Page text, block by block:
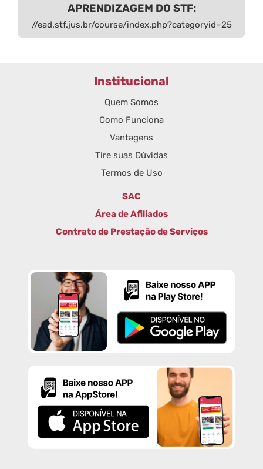
APRENDIZAGEM DO STF:
//ead.stf.jus.br/course/index.php?categoryid=25
Institucional
Quem Somos
Como Funciona
Vantagens
Tire suas Dúvidas
Termos de Uso
SAC
Área de Afiliados
Contrato de Prestação de Serviços